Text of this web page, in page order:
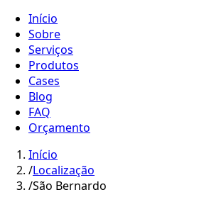
Início
Sobre
Serviços
Produtos
Cases
Blog
FAQ
Orçamento
Início
/Localização
/São Bernardo